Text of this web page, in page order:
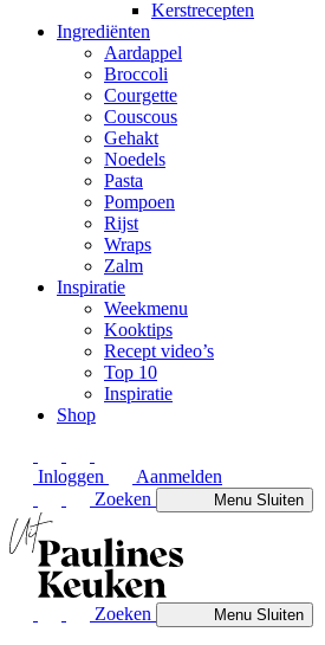
Kerstrecepten
Ingrediënten
Aardappel
Broccoli
Courgette
Couscous
Gehakt
Noedels
Pasta
Pompoen
Rijst
Wraps
Zalm
Inspiratie
Weekmenu
Kooktips
Recept video’s
Top 10
Inspiratie
Shop
Inloggen
Aanmelden
Zoeken
MenuSluiten
Zoeken MenuSluiten